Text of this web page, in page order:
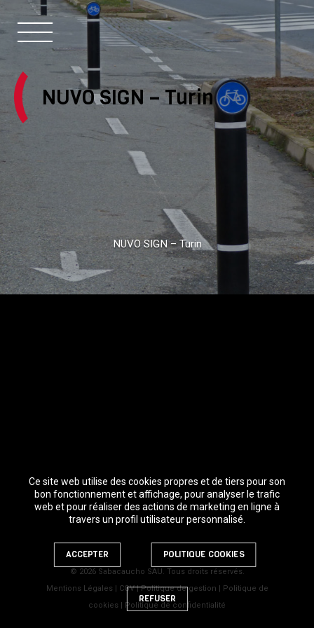
Ce site web utilise des cookies propres et de tiers pour son
bon fonctionnement et affichage, pour analyser le trafic
web et pour réaliser des actions de marketing en ligne à
travers un profil utilisateur personnalisé.
ACCEPTER POLITIQUE COOKIES
REFUSER
NUVO SIGN – Turin
NUVO SIGN – Turin
© 2026 Sabacaucho SAU. Tous droits réservés.
Mentions Légales | CGV|Politique de gestion | Politique de
cookies | Politique de confidentialité